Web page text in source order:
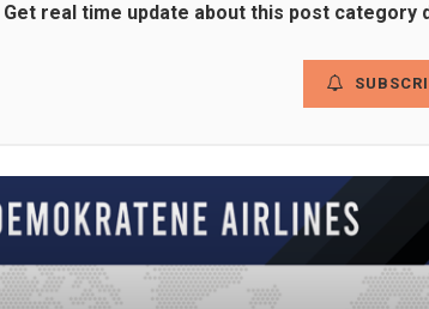
Get real time update about this post category